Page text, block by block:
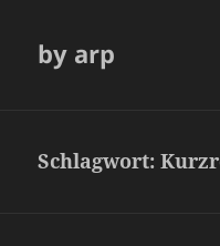
by arp
Schlagwort: